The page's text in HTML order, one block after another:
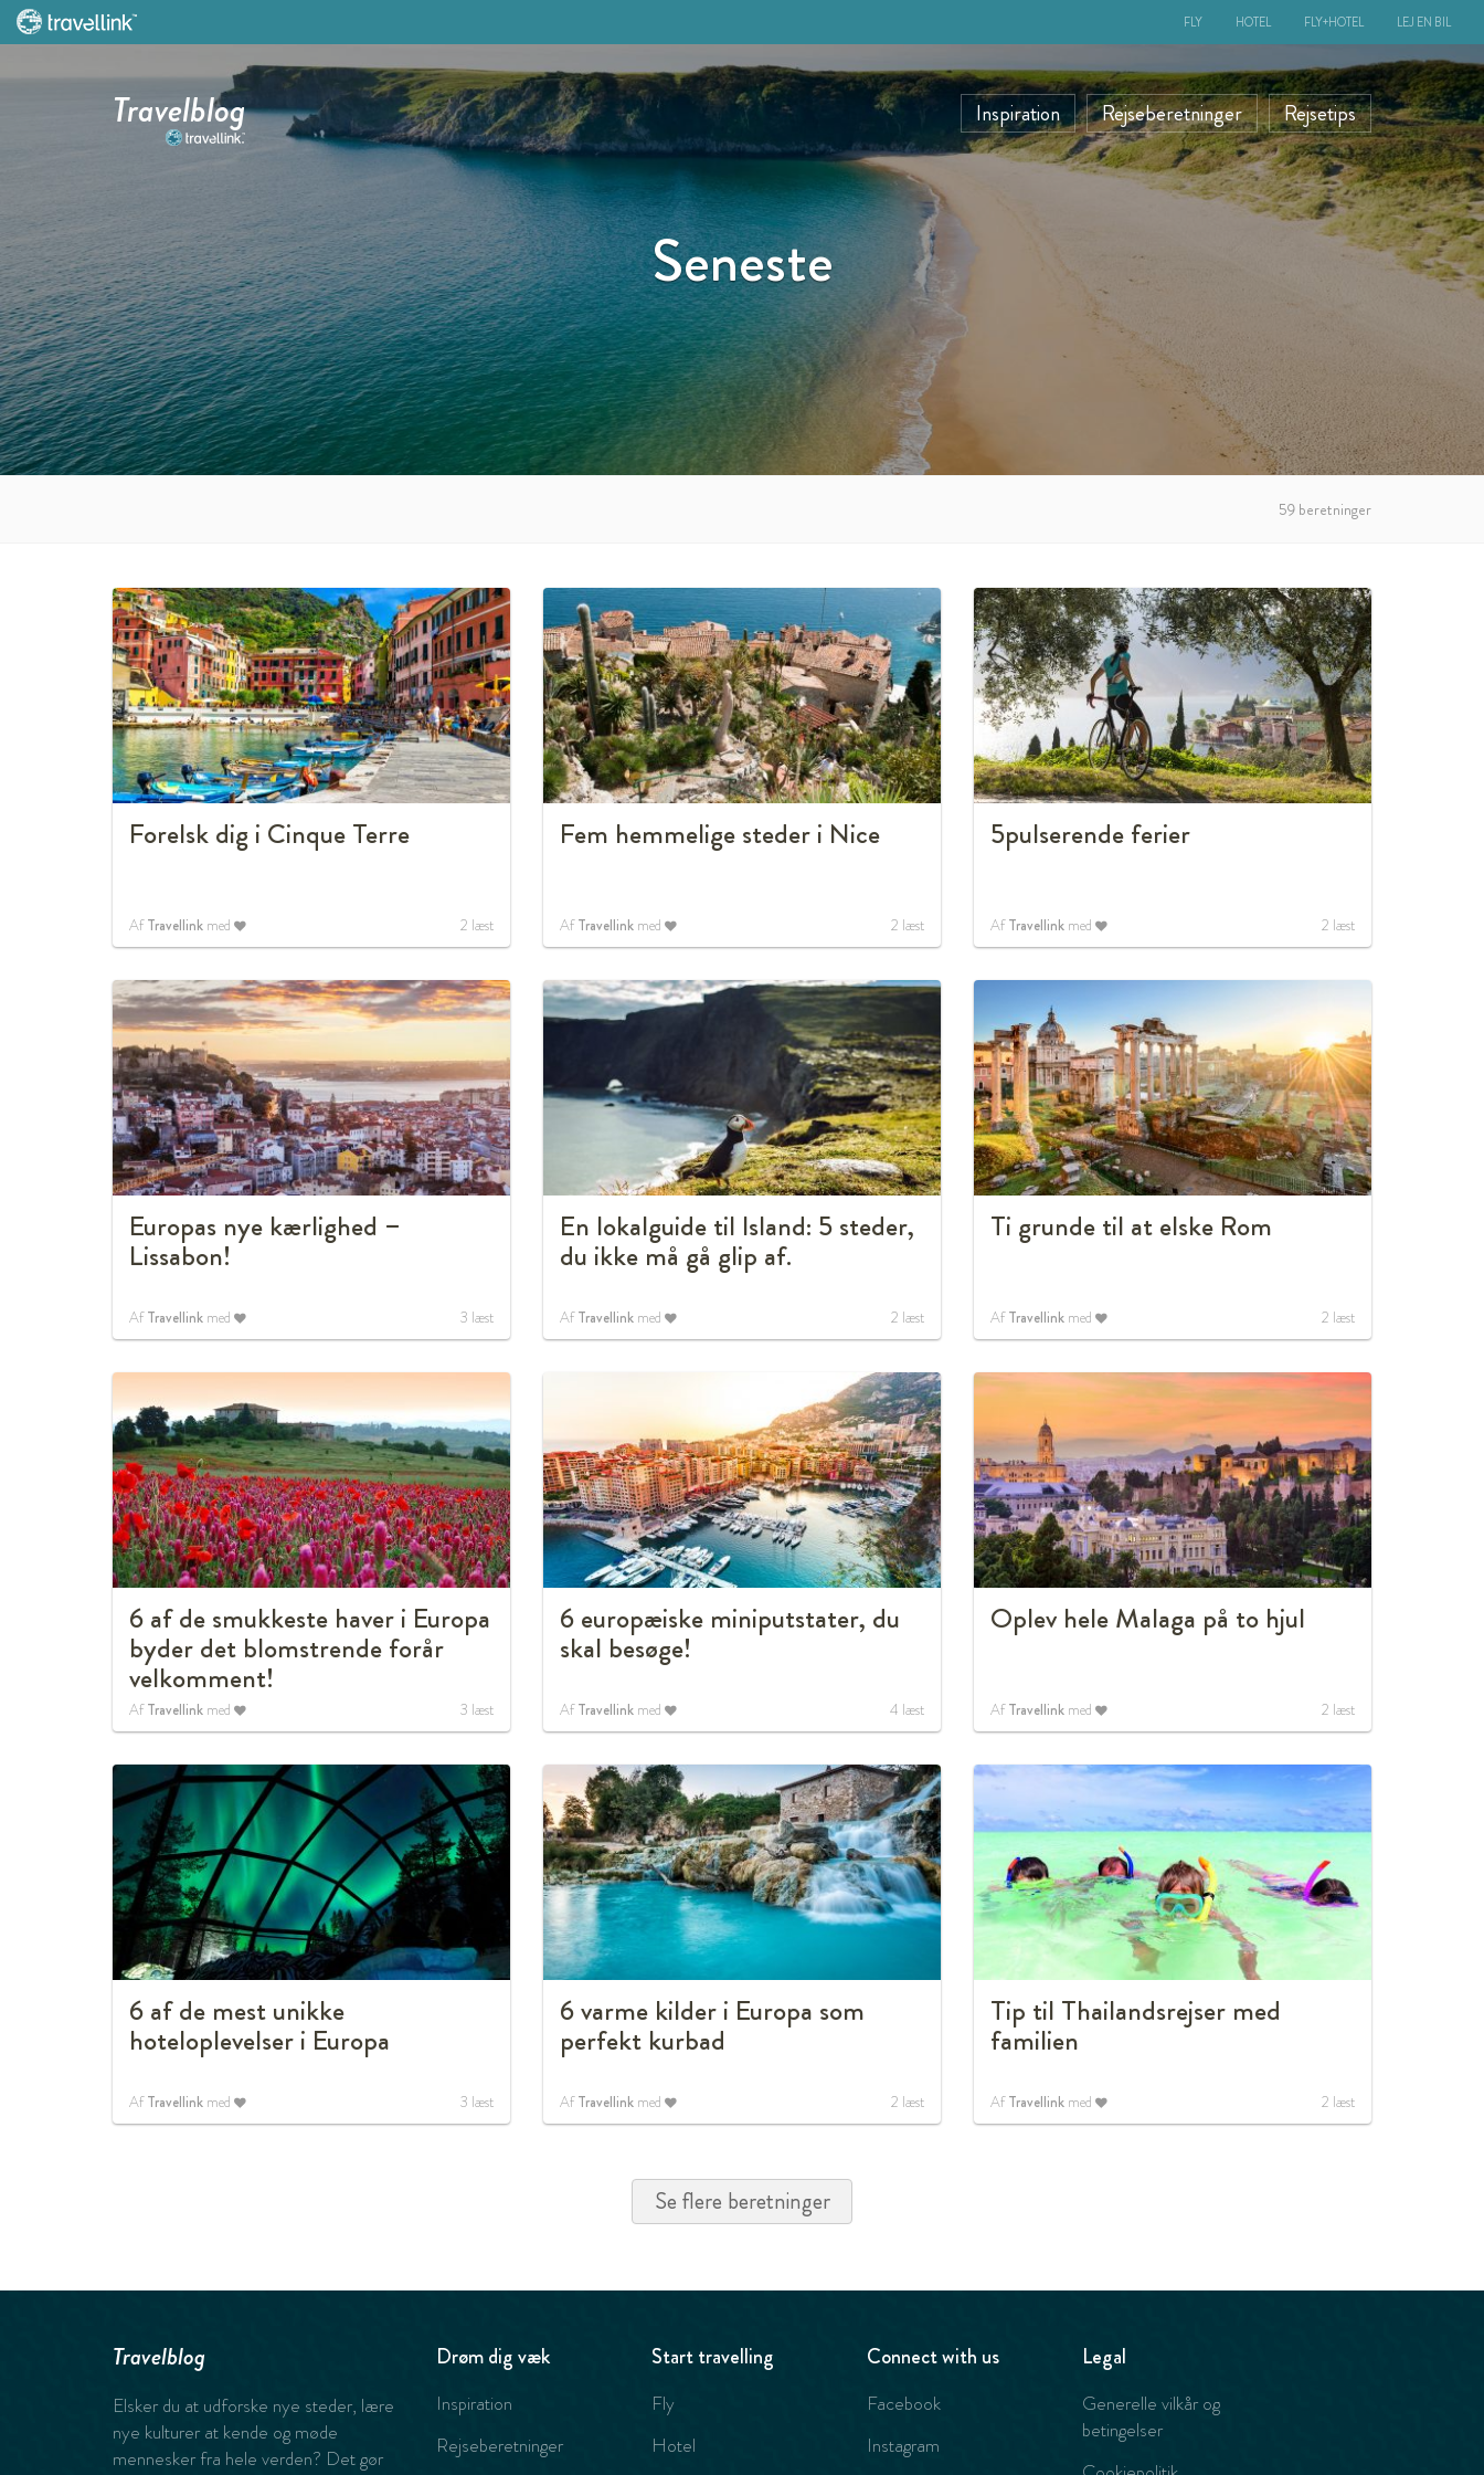
Travelblog Inspiration Rejseberetninger Rejsetips
FLY HOTEL FLY+HOTEL LEJ EN BIL
Seneste
59 beretninger
Forelsk dig i Cinque Terre
AfTravellink med 2 læst
Fem hemmelige steder i Nice
AfTravellink med 2 læst
5pulserende ferier
AfTravellink med 2 læst
Europas nye kærlighed –
Lissabon!
AfTravellink med 3 læst
En lokalguide til Island: 5 steder,
du ikke må gå glip af.
AfTravellink med 2 læst
Ti grunde til at elske Rom
AfTravellink med 2 læst
6 af de smukkeste haver i Europa
byder det blomstrende forår
velkomment!
AfTravellink med 3 læst
6 europæiske miniputstater, du
skal besøge!
AfTravellink med 4 læst
Oplev hele Malaga på to hjul
AfTravellink med 2 læst
6 af de mest unikke
hoteloplevelser i Europa
AfTravellink med 3 læst
6 varme kilder i Europa som
perfekt kurbad
AfTravellink med 2 læst
Tip til Thailandsrejser med
familien
AfTravellink med 2 læst
Se flere beretninger
Travelblog
Elsker du at udforske nye steder, lære
nye kulturer at kende og møde
mennesker fra hele verden? Det gør
Drøm dig væk
Inspiration
Rejseberetninger
Start travelling
Fly
Hotel
Connect with us
Facebook
Instagram
Legal
Generelle vilkår og
betingelser